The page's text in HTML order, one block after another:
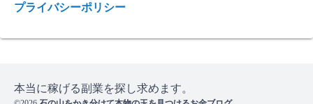
プライバシーポリシー
本当に稼げる副業を探し求めます。